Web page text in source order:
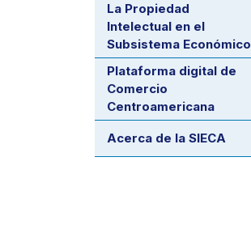
La Propiedad
Intelectual en el
Subsistema Económico
Plataforma digital de
Comercio
Centroamericana
Acerca de la SIECA